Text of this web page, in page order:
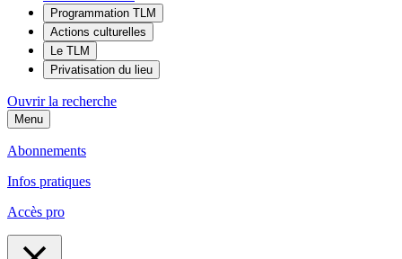
Programmation TLM
Actions culturelles
Le TLM
Privatisation du lieu
Ouvrir la recherche
Menu
Abonnements
Infos pratiques
Accès pro